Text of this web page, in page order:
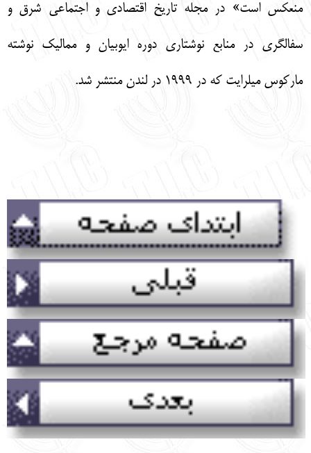
منعكس است» در مجله تاريخ اقتصادي و اجتماعي شرق و
سفال‏گري در منابع نوشتاري دوره ايوبيان و مماليك نوشته
ماركوس ميلرايت كه در 1999 در لندن منتشر شد.